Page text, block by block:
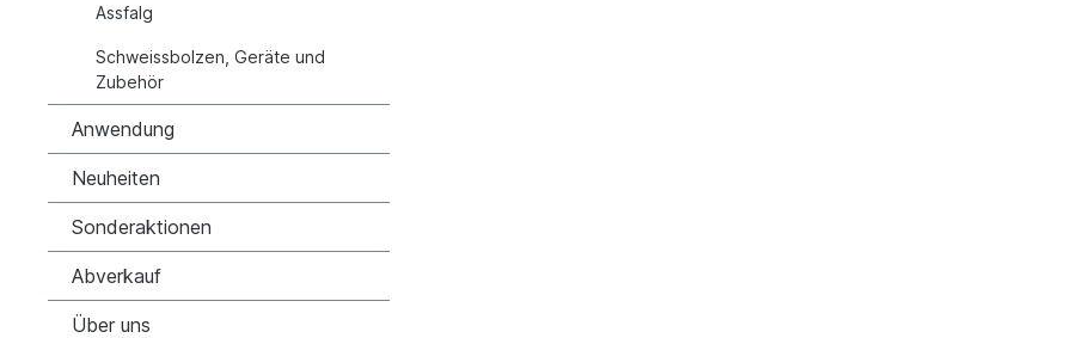
Assfalg
Schweissbolzen, Geräte und
Zubehör
Anwendung
Neuheiten
Sonderaktionen
Abverkauf
Über uns